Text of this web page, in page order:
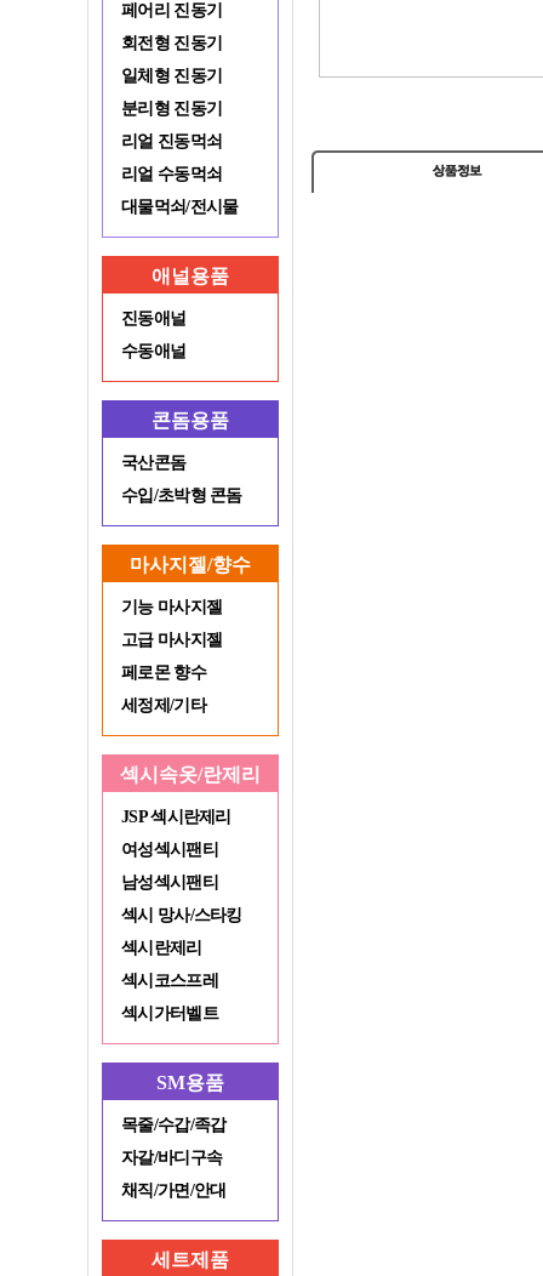
페어리 진동기
회전형 진동기
일체형 진동기
분리형 진동기
리얼 진동먹쇠
리얼 수동먹쇠
대물먹쇠/전시물
애널용품
진동애널
수동애널
콘돔용품
국산콘돔
수입/초박형 콘돔
마사지젤/향수
기능 마사지젤
고급 마사지젤
페로몬 향수
세정제/기타
섹시속옷/란제리
JSP 섹시란제리
여성섹시팬티
남성섹시팬티
섹시 망사/스타킹
섹시란제리
섹시코스프레
섹시가터벨트
SM용품
목줄/수갑/족갑
자갈/바디구속
채직/가면/안대
세트제품